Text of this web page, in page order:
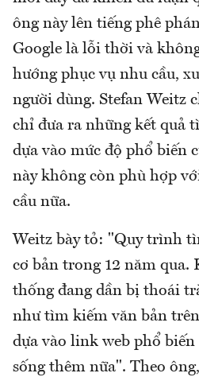
ông này lên tiếng phê
Google là lỗi thời và
hướng phục vụ nhu cầu,
người dùng. Stefan Weitz
chỉ đưa ra những kết quả
dựa vào mức độ phổ biến
này không còn phù hợp
cầu nữa.
Weitz bày tỏ: "Quy trình
cơ bản trong 12 năm
thống đang dần bị thoái
như tìm kiếm văn bản
dựa vào link web phổ biến
sống thêm nữa". Theo